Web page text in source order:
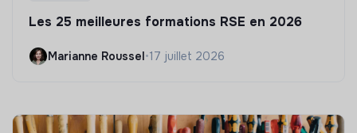
Les 25 meilleures formations RSE en 2026
Marianne Roussel•17 juillet 2026